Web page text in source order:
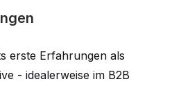
erste Erfahrungen als
- idealerweise im B2B